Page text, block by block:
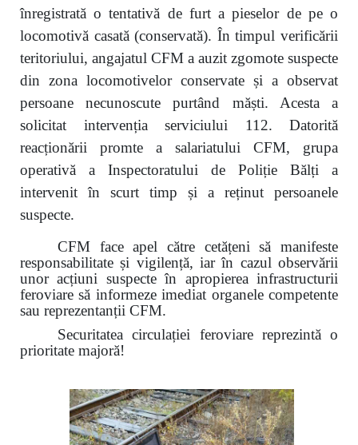
înregistrată o tentativă de furt a pieselor de pe o
locomotivă casată (conservată). În timpul verificării
teritoriului, angajatul CFM a auzit zgomote suspecte
din zona locomotivelor conservate și a observat
persoane necunoscute purtând măști. Acesta a
solicitat intervenția serviciului 112. Datorită
reacționării promte a salariatului CFM, grupa
operativă a Inspectoratului de Poliție Bălți a
intervenit în scurt timp și a reținut persoanele
suspecte.
CFM face apel către cetățeni să manifeste
responsabilitate și vigilență, iar în cazul observării
unor acțiuni suspecte în apropierea infrastructurii
feroviare să informeze imediat organele competente
sau reprezentanții CFM.
Securitatea circulației feroviare reprezintă o
prioritate majoră!